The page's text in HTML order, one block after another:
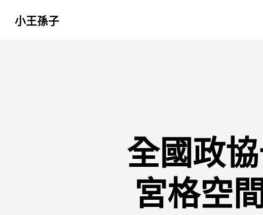
小王孫子
全國政
宮格空